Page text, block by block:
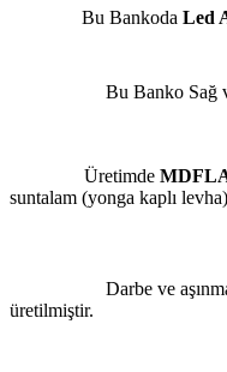
Bu Bankoda Led
Bu Banko Sağ
Üretimde
suntalam (yonga kaplı
Darbe ve
üretilmiştir.